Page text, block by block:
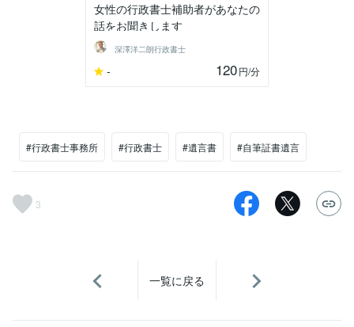
女性の行政書士補助者があなたの
話をお聞きします
深澤洋二朗行政書士
- 120円/分
#行政書士事務所 #行政書士 #遺言書 #自筆証書遺言
3
一覧に戻る